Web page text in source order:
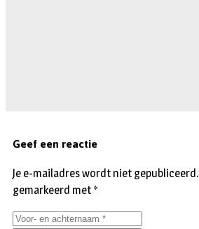
Geef een reactie
Je e-mailadres wordt niet gepubliceerd.
gemarkeerd met *